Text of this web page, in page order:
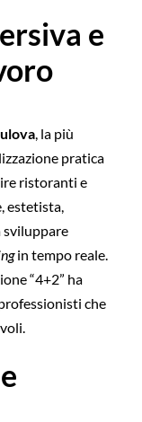
e
, la più
pratica
ristoranti e
estetista,
sviluppare
in tempo reale.
“4+2” ha
che